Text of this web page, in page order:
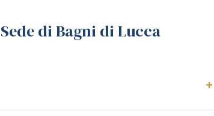
di Bagni di Lucca
+